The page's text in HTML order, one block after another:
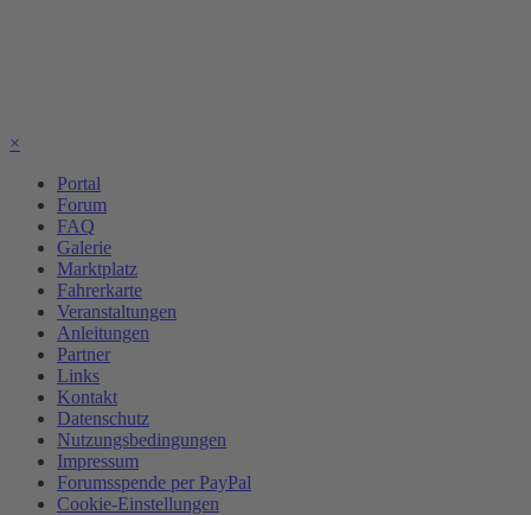
×
Portal
Forum
FAQ
Galerie
Marktplatz
Fahrerkarte
Veranstaltungen
Anleitungen
Partner
Links
Kontakt
Datenschutz
Nutzungsbedingungen
Impressum
Forumsspende per PayPal
Cookie-Einstellungen